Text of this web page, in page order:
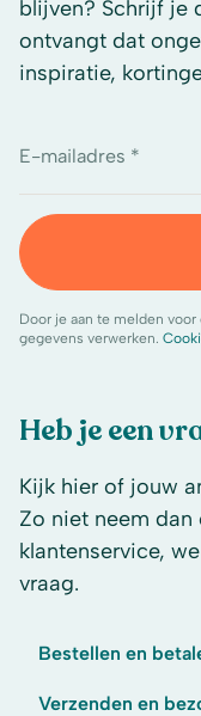
Heb je een
Kijk hier of jouw
Zo niet neem
klantenservice,
vraag.
Bestellen en
Verzenden en
blijven? Schrijf je
ontvangt dat
inspiratie,
E-mailadres *
Door je aan te melden
gegevens verwerken.